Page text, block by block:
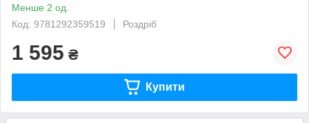
Менше 2 од.
Код: 9781292359519
Роздріб
1 595 ₴
Купити